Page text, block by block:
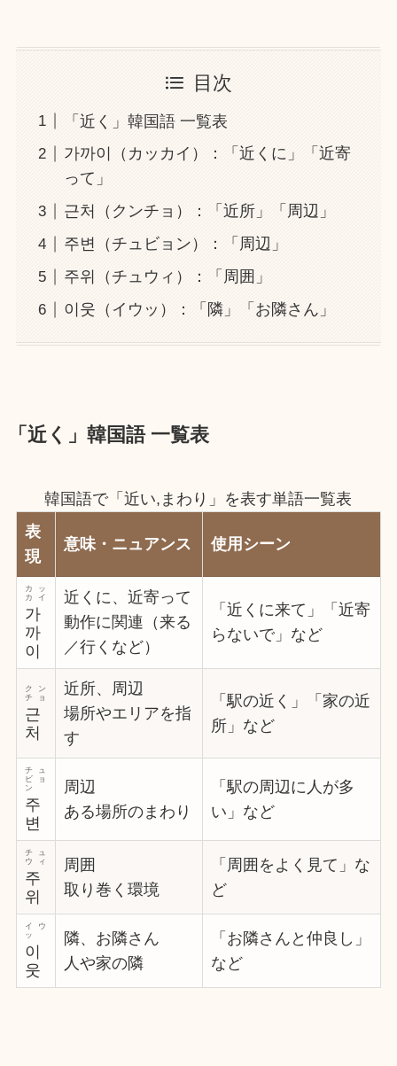
目次
「近く」韓国語 一覧表
가까이（カッカイ）：「近くに」「近寄
って」
근처（クンチョ）：「近所」「周辺」
주변（チュビョン）：「周辺」
주위（チュウィ）：「周囲」
이웃（イウッ）：「隣」「お隣さん」
「近く」韓国語 一覧表
韓国語で「近い,まわり」を表す単語一覧表
表
現
意味・ニュアンス 使用シーン
가
까
이
カッ
カイ
近くに、近寄って
動作に関連（来る
／行くなど）
「近くに来て」「近寄
らないで」など
근
처
クン
チョ
近所、周辺
場所やエリアを指
す
「駅の近く」「家の近
所」など
주
변
チュ
ビョ
ン
周辺
ある場所のまわり
「駅の周辺に人が多
い」など
주
위
チュ
ウィ
周囲
取り巻く環境
「周囲をよく見て」な
ど
이
웃
イウ
ッ
隣、お隣さん
人や家の隣
「お隣さんと仲良し」
など